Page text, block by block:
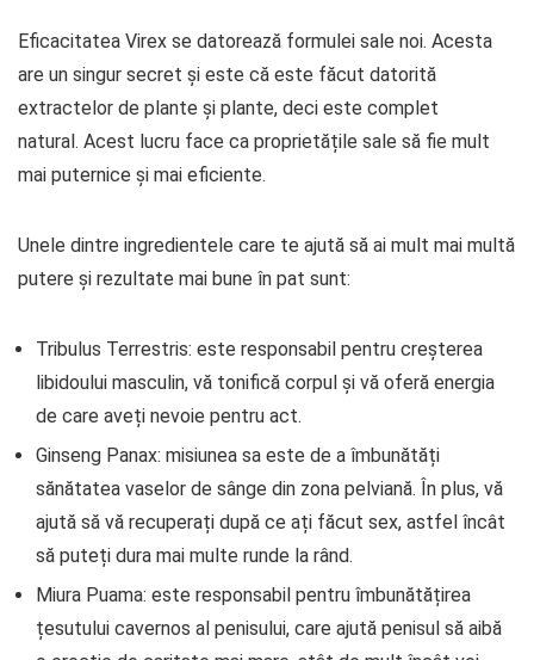
Eficacitatea Virex se datorează formulei sale noi. Acesta
are un singur secret și este că este făcut datorită
extractelor de plante și plante, deci este complet
natural. Acest lucru face ca proprietățile sale să fie mult
mai puternice și mai eficiente.
Unele dintre ingredientele care te ajută să ai mult mai multă
putere și rezultate mai bune în pat sunt:
Tribulus Terrestris: este responsabil pentru creșterea
libidoului masculin, vă tonifică corpul și vă oferă energia
de care aveți nevoie pentru act.
Ginseng Panax: misiunea sa este de a îmbunătăți
sănătatea vaselor de sânge din zona pelviană. În plus, vă
ajută să vă recuperați după ce ați făcut sex, astfel încât
să puteți dura mai multe runde la rând.
Miura Puama: este responsabil pentru îmbunătățirea
țesutului cavernos al penisului, care ajută penisul să aibă